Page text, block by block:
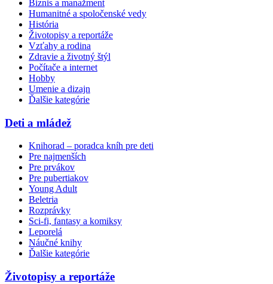
Biznis a manažment
Humanitné a spoločenské vedy
História
Životopisy a reportáže
Vzťahy a rodina
Zdravie a životný štýl
Počítače a internet
Hobby
Umenie a dizajn
Ďalšie kategórie
Deti a mládež
Knihorad – poradca kníh pre deti
Pre najmenších
Pre prvákov
Pre pubertiakov
Young Adult
Beletria
Rozprávky
Sci-fi, fantasy a komiksy
Leporelá
Náučné knihy
Ďalšie kategórie
Životopisy a reportáže